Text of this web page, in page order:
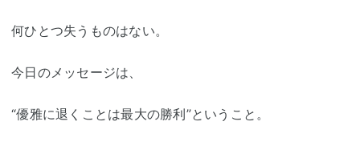
何ひとつ失うものはない。
今日のメッセージは、
“優雅に退くことは最大の勝利”ということ。